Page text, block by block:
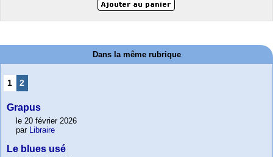
Dans la même rubrique
1 2
Grapus
le 20 février 2026
par Libraire
Le blues usé